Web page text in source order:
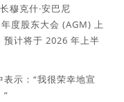
穆克什·安巴尼
度股东大会 (AGM) 上
计将于 2026 年上半
示：“我很荣幸地宣
”